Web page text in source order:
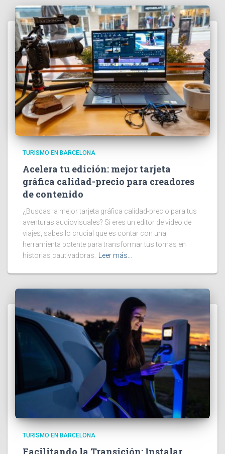
TURISMO EN BARCELONA
Acelera tu edición: mejor tarjeta
gráfica calidad-precio para creadores
de contenido
¿Buscas la mejor tarjeta gráfica calidad-precio para tus
aventuras audiovisuales? Si eres un editor de video de
viajes, sabes lo crucial que es contar con una
herramienta potente para transformar tus tomas en
historias cautivadoras.
Leer más…
TURISMO EN BARCELONA